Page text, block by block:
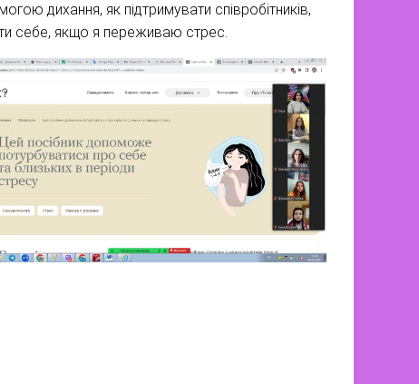
дихання, як підтримувати співробітників,
себе, якщо я переживаю стрес.